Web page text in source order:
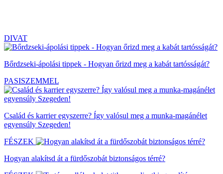
DIVAT
Bőrdzseki-ápolási tippek - Hogyan őrizd meg a kabát tartósságát?
PASISZEMMEL
Család és karrier egyszerre? Így valósul meg a munka-magánélet
egyensúly Szegeden!
FÉSZEK
Hogyan alakítsd át a fürdőszobát biztonságos térré?